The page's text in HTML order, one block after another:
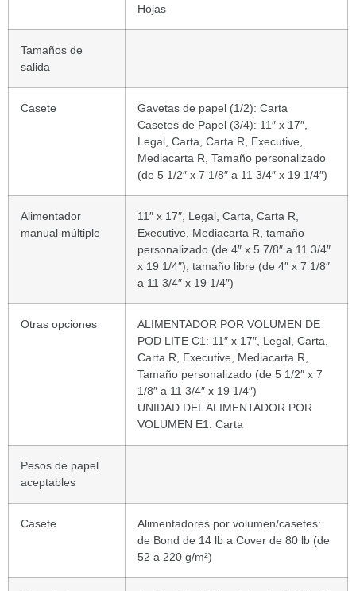
Hojas
Tamaños de
salida
Casete
Gavetas de papel (1/2): Carta
Casetes de Papel (3/4): 11″ x 17″,
Legal, Carta, Carta R, Executive,
Mediacarta R, Tamaño personalizado
(de 5 1/2″ x 7 1/8″ a 11 3/4″ x 19 1/4″)
Alimentador
manual múltiple
11″ x 17″, Legal, Carta, Carta R,
Executive, Mediacarta R, tamaño
personalizado (de 4″ x 5 7/8″ a 11 3/4″
x 19 1/4″), tamaño libre (de 4″ x 7 1/8″
a 11 3/4″ x 19 1/4″)
Otras opciones
ALIMENTADOR POR VOLUMEN DE
POD LITE C1: 11″ x 17″, Legal, Carta,
Carta R, Executive, Mediacarta R,
Tamaño personalizado (de 5 1/2″ x 7
1/8″ a 11 3/4″ x 19 1/4″)
UNIDAD DEL ALIMENTADOR POR
VOLUMEN E1: Carta
Pesos de papel
aceptables
Casete
Alimentadores por volumen/casetes:
de Bond de 14 lb a Cover de 80 lb (de
52 a 220 g/m²)